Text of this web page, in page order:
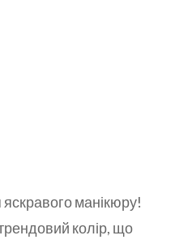
яскравого манікюру!
колір, що